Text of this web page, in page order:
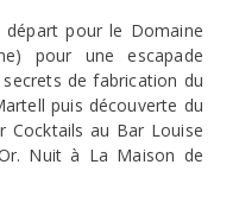
départ pour le Domaine
pour une escapade
de fabrication du
puis découverte du
Cocktails au Bar Louise
Nuit à La Maison de